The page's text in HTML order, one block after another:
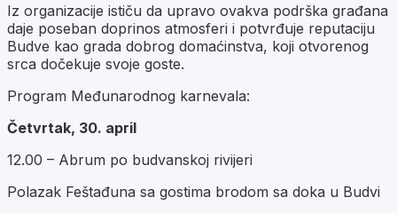
Iz organizacije ističu da upravo ovakva podrška građana
daje poseban doprinos atmosferi i potvrđuje reputaciju
Budve kao grada dobrog domaćinstva, koji otvorenog
srca dočekuje svoje goste.
Program Međunarodnog karnevala:
Četvrtak, 30. april
12.00 – Abrum po budvanskoj rivijeri
Polazak Feštađuna sa gostima brodom sa doka u Budvi